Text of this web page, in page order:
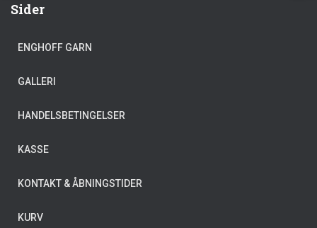
Sider
ENGHOFF GARN
GALLERI
HANDELSBETINGELSER
KASSE
KONTAKT & ÅBNINGSTIDER
KURV